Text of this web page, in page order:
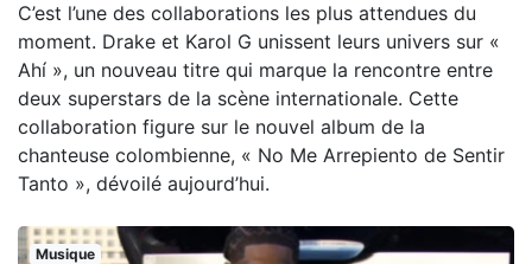
C’est l’une des collaborations les plus attendues du
moment. Drake et Karol G unissent leurs univers sur «
Ahí », un nouveau titre qui marque la rencontre entre
deux superstars de la scène internationale. Cette
collaboration figure sur le nouvel album de la
chanteuse colombienne, « No Me Arrepiento de Sentir
Tanto », dévoilé aujourd’hui.
Musique